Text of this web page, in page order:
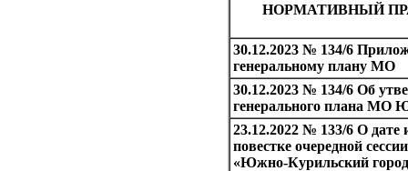
НОРМАТИВНЫЙ
30.12.2023 № 134/6
генеральному плану МО
30.12.2023 № 134/6 Об
генерального плана МО
23.12.2022 № 133/6 О дате
повестке очередной
«Южно-Курильский